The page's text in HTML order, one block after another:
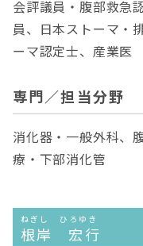
会評議員・腹部救急
員、日本ストーマ・
ーマ認定士、産業医
専門／担当分野
消化器・一般外科、
療・下部消化管
ねぎし ひろゆき
根岸 宏行